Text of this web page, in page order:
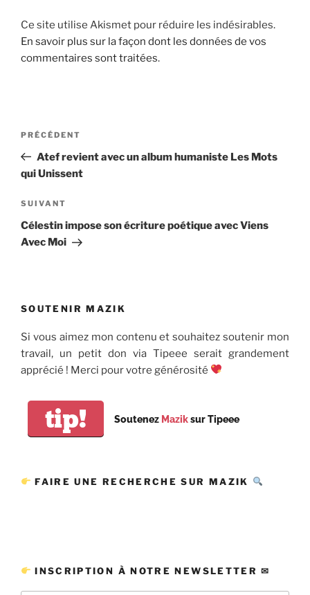
Ce site utilise Akismet pour réduire les indésirables.
En savoir plus sur la façon dont les données de vos
commentaires sont traitées.
Navigation
l’article
Article
précédent
PRÉCÉDENT
Atef revient avec un album humaniste Les Mots
qui Unissent
Article
suivant
SUIVANT
Célestin impose son écriture poétique avec Viens
Avec Moi
SOUTENIR MAZIK
Si vous aimez mon contenu et souhaitez soutenir mon
travail, un petit don via Tipeee serait grandement
apprécié ! Merci pour votre générosité
tip! Soutenez Maziksur Tipeee
FAIRE UNE RECHERCHE SUR MAZIK
INSCRIPTION À NOTRE NEWSLETTER ✉